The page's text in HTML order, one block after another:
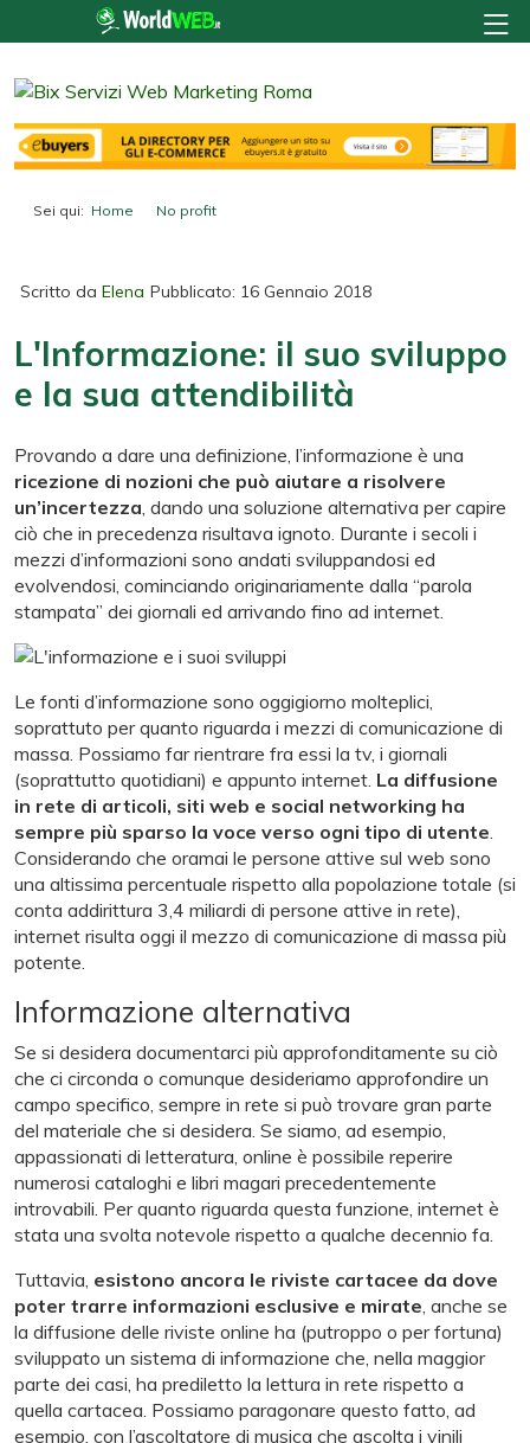
Sei qui: Home
No profit
Scritto da Elena Pubblicato: 16 Gennaio 2018
L'Informazione: il suo sviluppo
e la sua attendibilità
Provando a dare una definizione, l’informazione è una
ricezione di nozioni che può aiutare a risolvere
un’incertezza, dando una soluzione alternativa per capire
ciò che in precedenza risultava ignoto. Durante i secoli i
mezzi d’informazioni sono andati sviluppandosi ed
evolvendosi, cominciando originariamente dalla “parola
stampata” dei giornali ed arrivando fino ad internet.
Le fonti d’informazione sono oggigiorno molteplici,
soprattuto per quanto riguarda i mezzi di comunicazione di
massa. Possiamo far rientrare fra essi la tv, i giornali
(soprattutto quotidiani) e appunto internet. La diffusione
in rete di articoli, siti web e social networking ha
sempre più sparso la voce verso ogni tipo di utente.
Considerando che oramai le persone attive sul web sono
una altissima percentuale rispetto alla popolazione totale (si
conta addirittura 3,4 miliardi di persone attive in rete),
internet risulta oggi il mezzo di comunicazione di massa più
potente.
Informazione alternativa
Se si desidera documentarci più approfonditamente su ciò
che ci circonda o comunque desideriamo approfondire un
campo specifico, sempre in rete si può trovare gran parte
del materiale che si desidera. Se siamo, ad esempio,
appassionati di letteratura, online è possibile reperire
numerosi cataloghi e libri magari precedentemente
introvabili. Per quanto riguarda questa funzione, internet è
stata una svolta notevole rispetto a qualche decennio fa.
Tuttavia, esistono ancora le riviste cartacee da dove
poter trarre informazioni esclusive e mirate, anche se
la diffusione delle riviste online ha (putroppo o per fortuna)
sviluppato un sistema di informazione che, nella maggior
parte dei casi, ha prediletto la lettura in rete rispetto a
quella cartacea. Possiamo paragonare questo fatto, ad
esempio, con l’ascoltatore di musica che ascolta i vinili